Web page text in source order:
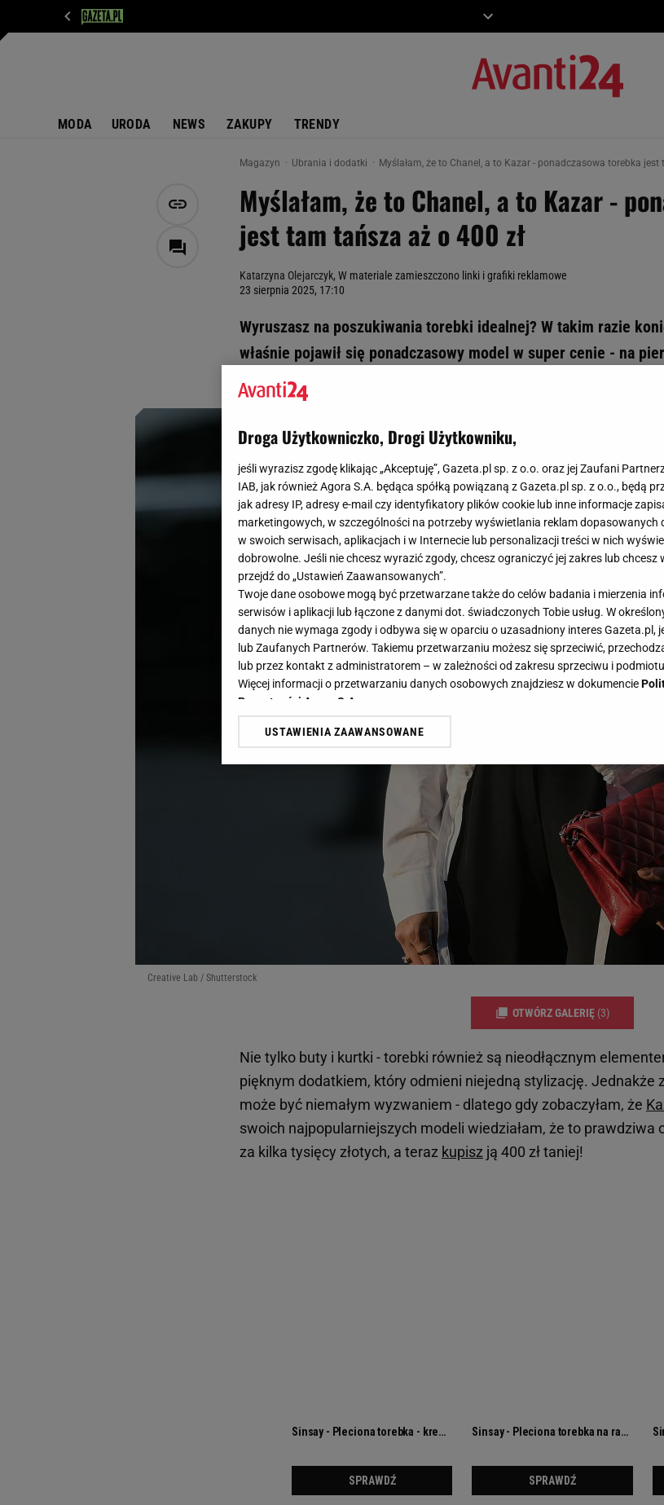
MODA URODA NEWS ZAKUPY TRENDY
Magazyn Ubrania i dodatki Myślałam, że to Chanel, a to Kazar - ponadczasowa torebka jest
Myślałam, że to Chanel, a to Kazar -
jest tam tańsza aż o 400 zł
Katarzyna Olejarczyk, W materiale zamieszczono linki i grafiki reklamowe
23 sierpnia 2025, 17:10
Wyruszasz na poszukiwania torebki idealnej? W takim razie
właśnie pojawił się ponadczasowy model w super cenie - na
luksusowy dodatek od Chanel!
Creative Lab / Shutterstock
OTWÓRZ GALERIĘ (3)
Nie tylko buty i kurtki - torebki również są nieodłącznym
pięknym dodatkiem, który odmieni niejedną stylizację. Jednakże
może być niemałym wyzwaniem - dlatego gdy zobaczyłam, że
swoich najpopularniejszych modeli wiedziałam, że to prawdziwa
za kilka tysięcy złotych, a teraz kupisz ją 400 zł taniej!
Droga Użytkowniczko, Drogi Użytkowniku,
jeśli wyrazisz zgodę klikając „Akceptuję”, Gazeta.pl sp. z o.o. oraz jej Zaufani
IAB, jak również Agora S.A. będąca spółką powiązaną z Gazeta.pl sp. z o.o., będą
jak adresy IP, adresy e-mail czy identyfikatory plików cookie lub inne informacje
marketingowych, w szczególności na potrzeby wyświetlania reklam dopasowanych
w swoich serwisach, aplikacjach i w Internecie lub personalizacji treści w nich
dobrowolne. Jeśli nie chcesz wyrazić zgody, chcesz ograniczyć jej zakres lub
przejdź do „Ustawień Zaawansowanych”.
Twoje dane osobowe mogą być przetwarzane także do celów badania i mierzenia
serwisów i aplikacji lub łączone z danymi dot. świadczonych Tobie usług. W
danych nie wymaga zgody i odbywa się w oparciu o uzasadniony interes Gazeta.pl,
lub Zaufanych Partnerów. Takiemu przetwarzaniu możesz się sprzeciwić,
lub przez kontakt z administratorem – w zależności od zakresu sprzeciwu i
Więcej informacji o przetwarzaniu danych osobowych znajdziesz w dokumencie
Prywatności Agora S.A.
Klikając „Akceptuję” wyrażasz też zgodę na zainstalowanie i przechowywanie
dotyczące plików cookie, wywołując narzędzie do zarządzania twoimi
odnośnik „Ustawienia prywatności ” w stopce serwisu i przechodząc do „Ustawień
plików cookie możliwa jest także za pomocą ustawień przeglądarki.
My, nasi Zaufani Partnerzy i Agora S.A. możemy przetwarzać dane osobowe w
Użycie dokładnych danych geolokalizacyjnych. Aktywne skanowanie
Przechowywanie informacji na urządzeniu lub dostęp do nich. Spersonalizowane
badnie odbiorców i ulepszanie usług.
Lista Zaufanych Partnerów
USTAWIENIA ZAAWANSOWANE